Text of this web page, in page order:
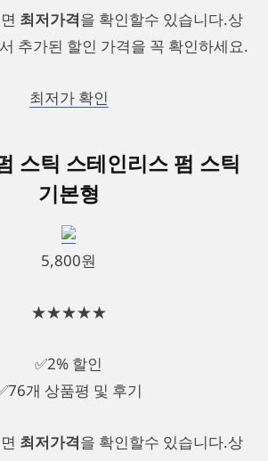
최저가격을 확인할수 있습니다.상
추가된 할인 가격을 꼭 확인하세요.
최저가 확인
스틱 스테인리스 펌 스틱
기본형
5,800원
★★★★★
✅2% 할인
개 상품평 및 후기
최저가격을 확인할수 있습니다.상